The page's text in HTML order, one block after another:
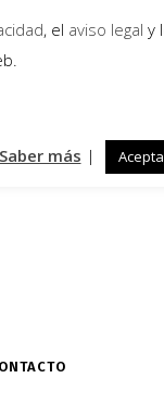
, el aviso legal y
Saber más |